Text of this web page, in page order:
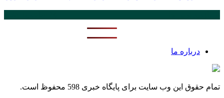
درباره ما
تمام حقوق این وب سایت برای پایگاه خبری 598 محفوظ است.